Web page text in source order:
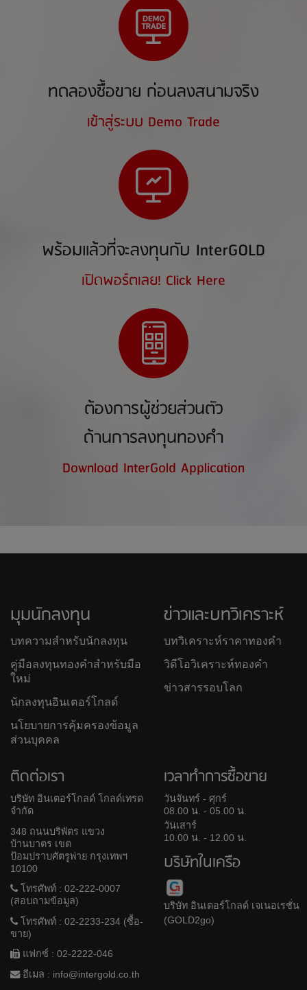
ทดลองซื้อขาย ก่อนลงสนามจริง
เข้าสู่ระบบ Demo Trade
พร้อมแล้วที่จะลงทุนกับ InterGOLD
เปิดพอร์ตเลย! Click Here
ต้องการผู้ช่วยส่วนตัว
ด้านการลงทุนทองคำ
Download InterGold Application
มุมนักลงทุน
บทความสำหรับนักลงทุน
คู่มือลงทุนทองคำสำหรับมือ
ใหม่
นักลงทุนอินเตอร์โกลด์
นโยบายการคุ้มครองข้อมูล
ส่วนบุคคล
ข่าวและบทวิเคราะห์
บทวิเคราะห์ราคาทองคำ
วิดีโอวิเคราะห์ทองคำ
ข่าวสารรอบโลก
ติดต่อเรา
บริษัท อินเตอร์โกลด์ โกลด์เทรด
จำกัด
348 ถนนบริพัตร แขวง
บ้านบาตร เขต
ป้อมปราบศัตรูพ่าย กรุงเทพฯ
10100
โทรศัพท์ : 02-222-0007
(สอบถามข้อมูล)
โทรศัพท์ : 02-2233-234 (ซื้อ-
ขาย)
แฟกซ์ : 02-2222-046
อีเมล : info@intergold.co.th
เวลาทำการซื้อขาย
วันจันทร์ - ศุกร์
08.00 น. - 05.00 น.
วันเสาร์
10.00 น. - 12.00 น.
บริษัทในเครือ
บริษัท อินเตอร์โกลด์ เจเนอเรชั่น
(GOLD2go)